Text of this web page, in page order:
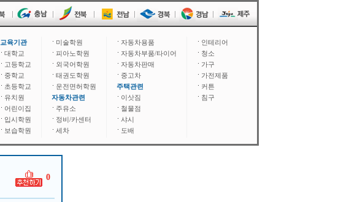
교육기관
대학교
고등학교
중학교
초등학교
유치원
어린이집
입시학원
보습학원
미술학원
피아노학원
외국어학원
태권도학원
운전면허학원
자동차관련
주유소
정비/카센터
세차
자동차용품
자동차부품/타이어
자동차판매
중고차
주택관련
이삿짐
철물점
샤시
도배
인테리어
청소
가구
가전제품
커튼
침구
0